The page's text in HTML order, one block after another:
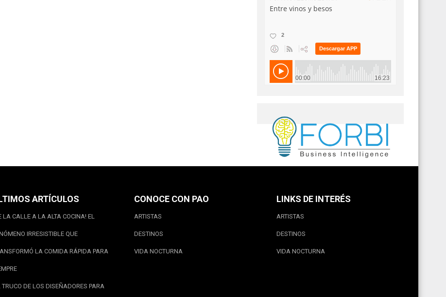
ARTÍCULOS
LA CALLE A LA ALTA COCINA! EL
IRRESISTIBLE QUE
LA COMIDA RÁPIDA PARA
TRUCO DE LOS DISEÑADORES PARA
CONOCE CON PAO
ARTISTAS
DESTINOS
VIDA NOCTURNA
LINKS DE INTERÉS
ARTISTAS
DESTINOS
VIDA NOCTURNA